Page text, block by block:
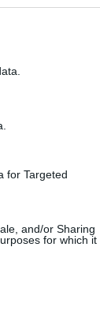
for Targeted
and/or Sharing
for which it
a viajeros de
menores